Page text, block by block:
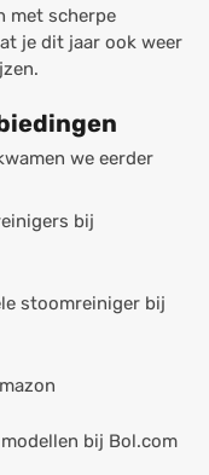
met scherpe
je dit jaar ook weer
we eerder
bij
stoomreiniger bij
bij Bol.com